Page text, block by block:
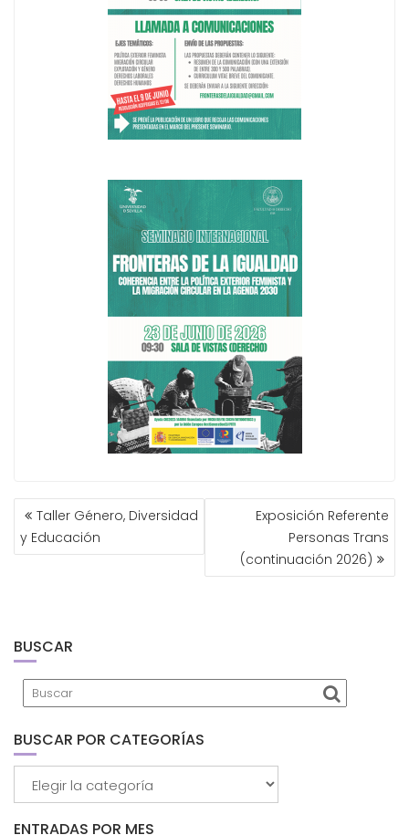
NAVEGACIÓN
DE
ENTRADAS
Taller Género, Diversidad
y Educación
Exposición Referente
Personas Trans
(continuación 2026)
BUSCAR
BUSCAR POR CATEGORÍAS
ENTRADAS POR MES